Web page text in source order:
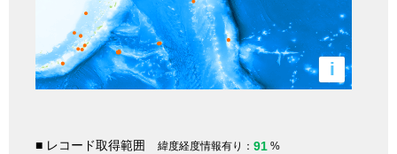
i
■ レコード取得範囲 緯度経度情報有り： 91 %